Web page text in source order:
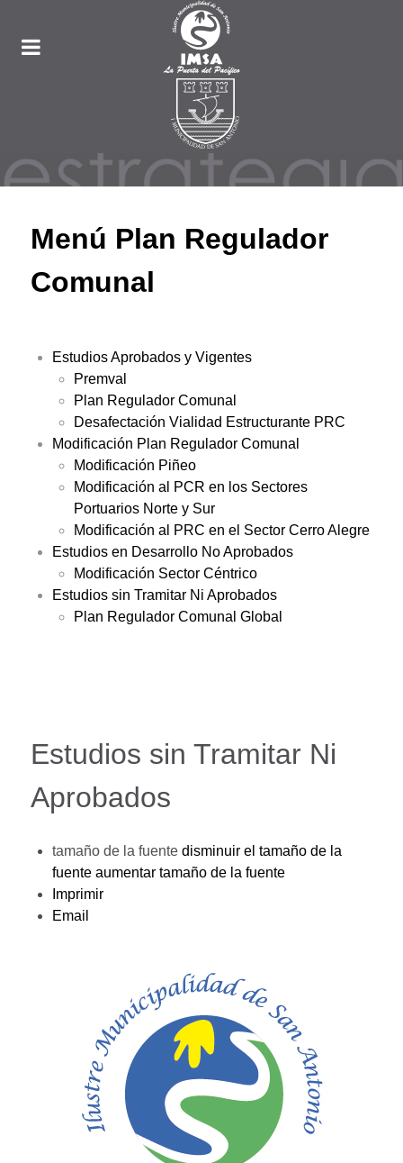
Menú Plan Regulador
Comunal
Estudios Aprobados y Vigentes
Premval
Plan Regulador Comunal
Desafectación Vialidad Estructurante PRC
Modificación Plan Regulador Comunal
Modificación Piñeo
Modificación al PCR en los Sectores
Portuarios Norte y Sur
Modificación al PRC en el Sector Cerro Alegre
Estudios en Desarrollo No Aprobados
Modificación Sector Céntrico
Estudios sin Tramitar Ni Aprobados
Plan Regulador Comunal Global
Estudios sin Tramitar Ni
Aprobados
tamaño de la fuente disminuir el tamaño de la
fuente aumentar tamaño de la fuente
Imprimir
Email